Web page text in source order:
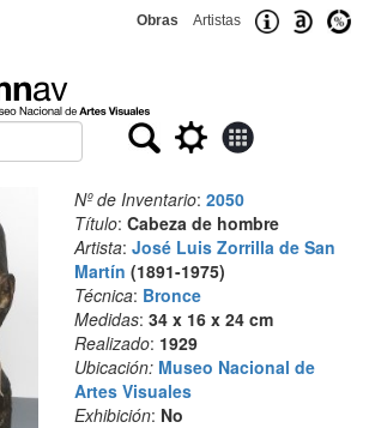
Obras Artistas
Nº de Inventario: 2050
Título: Cabeza de hombre
Artista: José Luis Zorrilla de San
Martín (1891-1975)
Técnica: Bronce
Medidas: 34 x 16 x 24 cm
Realizado: 1929
Ubicación: Museo Nacional de
Artes Visuales
Exhibición: No